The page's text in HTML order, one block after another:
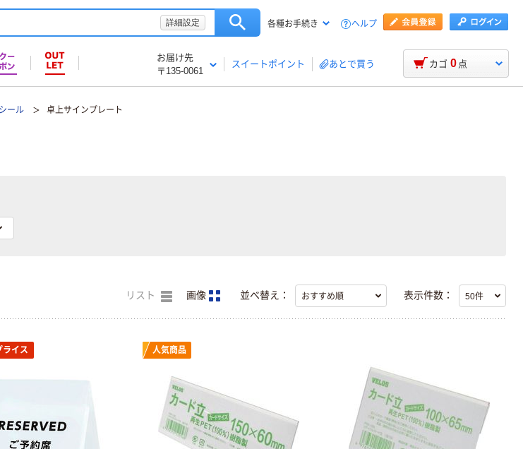
詳細設定 各種お手続き ヘルプ
お届け先
〒135-0061
スイートポイント あとで買う カゴ 0 点
ール 卓上サインプレート
リスト 画像 並べ替え： 表示件数：
ライス 人気商品